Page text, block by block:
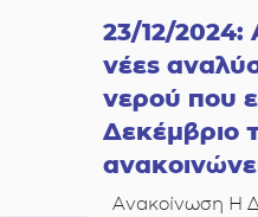
23/12/2024:
νέες
νερού που
Δεκέμβριο
Ανακοίνωση Η